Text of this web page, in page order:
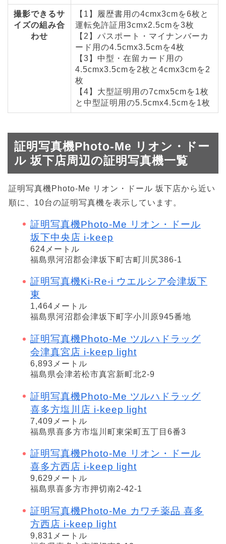
撮影できるサ
イズの組み合
わせ
【1】履歴書用の4cmx3cmを6枚と
運転免許証用3cmx2.5cmを3枚
【2】パスポート・マイナンバーカ
ード用の4.5cmx3.5cmを4枚
【3】中型・在留カード用の
4.5cmx3.5cmを2枚と4cmx3cmを2
枚
【4】大型証明用の7cmx5cmを1枚
と中型証明用の5.5cmx4.5cmを1枚
証明写真機Photo-Me リオン・ドー
ル 坂下店周辺の証明写真機一覧
証明写真機Photo-Me リオン・ドール 坂下店から近い
順に、10台の証明写真機を表示しています。
証明写真機Photo-Me リオン・ドール
坂下中央店 i-keep
624メートル
福島県河沼郡会津坂下町古町川尻386-1
証明写真機Ki-Re-i ウエルシア会津坂下
東
1,464メートル
福島県河沼郡会津坂下町字小川原945番地
証明写真機Photo-Me ツルハドラッグ
会津真宮店 i-keep light
6,893メートル
福島県会津若松市真宮新町北2-9
証明写真機Photo-Me ツルハドラッグ
喜多方塩川店 i-keep light
7,409メートル
福島県喜多方市塩川町東栄町五丁目6番3
証明写真機Photo-Me リオン・ドール
喜多方西店 i-keep light
9,629メートル
福島県喜多方市押切南2-42-1
証明写真機Photo-Me カワチ薬品 喜多
方西店 i-keep light
9,831メートル